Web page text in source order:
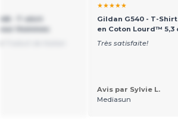
- T-shirt
Hommes
★★★★★
Gildan G540 - T-
en Coton Lourd™ 5,3
Très satisfaite!
Avis par Sylvie L.
Mediasun